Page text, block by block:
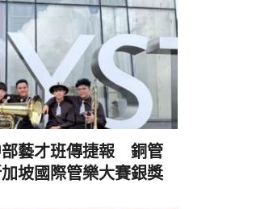
部藝才班傳捷報 銅管
坡國際管樂大賽銀獎